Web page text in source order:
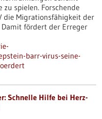
spielen. Forschende
die Migrationsfähigkeit der
fördert der Erreger
barr-virus-seine-
Schnelle Hilfe bei Herz-